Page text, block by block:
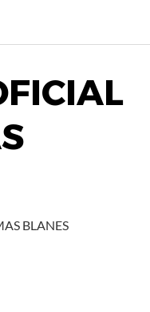
BLANES